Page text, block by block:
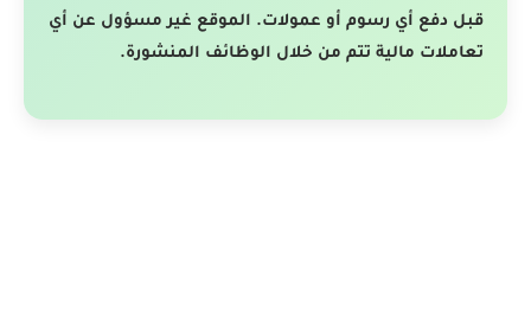
قبل دفع أي رسوم أو عمولات. الموقع غير مسؤول عن أي
تعاملات مالية تتم من خلال الوظائف المنشورة.